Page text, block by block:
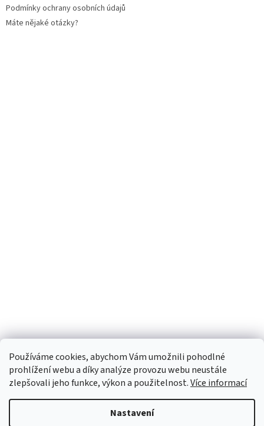
Používáme cookies, abychom Vám umožnili pohodlné
prohlížení webu a díky analýze provozu webu neustále
zlepšovali jeho funkce, výkon a použitelnost.Více informací
Nastavení
Podmínky ochrany osobních údajů
Máte nějaké otázky?
Vytvořil Shoptet